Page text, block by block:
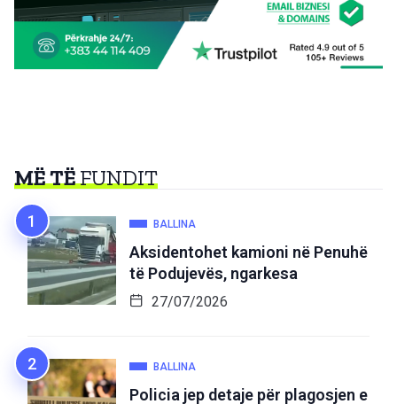
MË TËFUNDIT
BALLINA
Aksidentohet kamioni në Penuhë
të Podujevës, ngarkesa
27/07/2026
BALLINA
Policia jep detaje për plagosjen e